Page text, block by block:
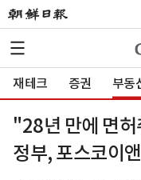
재테크 증권 부동
"28년 만에 면
정부, 포스코이